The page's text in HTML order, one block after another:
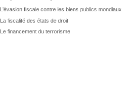
L’évasion fiscale contre les biens publics mondiaux
La fiscalité des états de droit
Le financement du terrorisme